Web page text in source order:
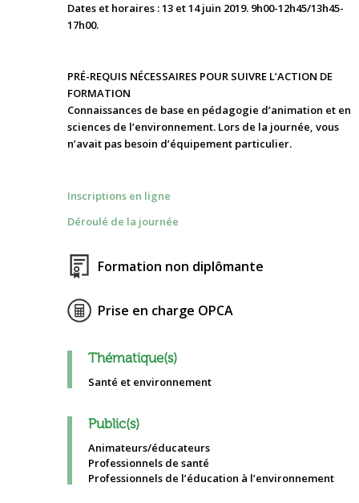
Dates et horaires : 13 et 14 juin 2019. 9h00-12h45/13h45-
17h00.
PRÉ-REQUIS NÉCESSAIRES POUR SUIVRE L’ACTION DE
FORMATION
Connaissances de base en pédagogie d’animation et en
sciences de l’environnement. Lors de la journée, vous
n’avait pas besoin d’équipement particulier.
Inscriptions en ligne
Déroulé de la journée
Formation non diplômante
Prise en charge OPCA
Thématique(s)
Santé et environnement
Public(s)
Animateurs/éducateurs
Professionnels de santé
Professionnels de l’éducation à l’environnement